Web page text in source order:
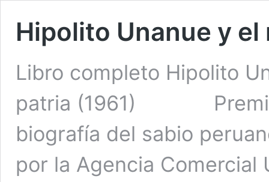
Hipolito Unanue y
Libro completo Hipolito
patria (1961) Premio
biografía del sabio
por la Agencia Comercial